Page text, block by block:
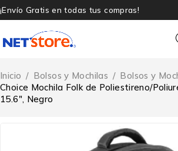
¡Envío Gratis en todas tus compras!
Inicio / Bolsos y Mochilas / Bolsos y
Choice Mochila Folk de Poliestireno/
15.6″, Negro